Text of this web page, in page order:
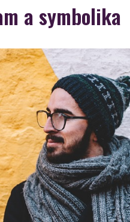
a symbolika